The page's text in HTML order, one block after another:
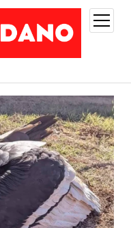
abrir
menú